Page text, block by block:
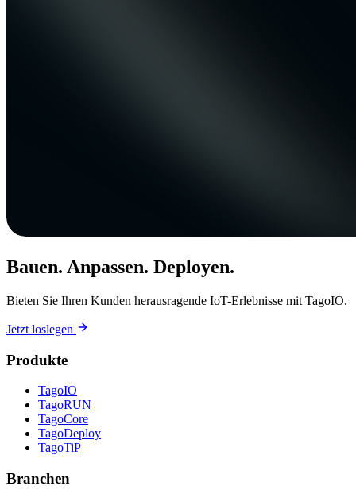
Bauen. Anpassen. Deployen.
Bieten Sie Ihren Kunden herausragende IoT-Erlebnisse mit TagoIO.
Jetzt loslegen
Produkte
TagoIO
TagoRUN
TagoCore
TagoDeploy
TagoTiP
Branchen